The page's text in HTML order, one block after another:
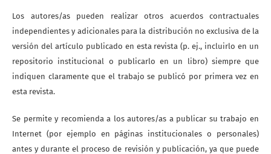
Los autores/as pueden realizar otros acuerdos contractuales
independientes y adicionales para la distribución no exclusiva de la
versión del artículo publicado en esta revista (p. ej., incluirlo en un
repositorio institucional o publicarlo en un libro) siempre que
indiquen claramente que el trabajo se publicó por primera vez en
esta revista.
Se permite y recomienda a los autores/as a publicar su trabajo en
Internet (por ejemplo en páginas institucionales o personales)
antes y durante el proceso de revisión y publicación, ya que puede